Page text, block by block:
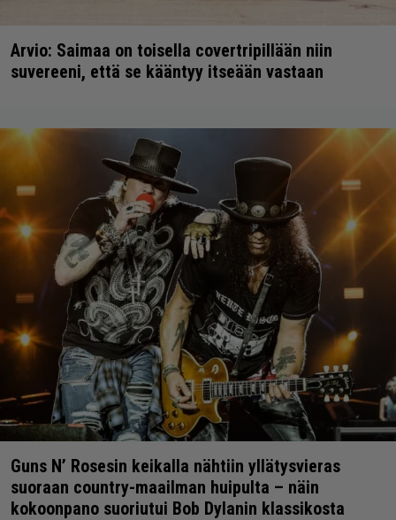
Arvio: Saimaa on toisella covertripillään niin
suvereeni, että se kääntyy itseään vastaan
Guns N’ Rosesin keikalla nähtiin yllätysvieras
suoraan country-maailman huipulta – näin
kokoonpano suoriutui Bob Dylanin klassikosta